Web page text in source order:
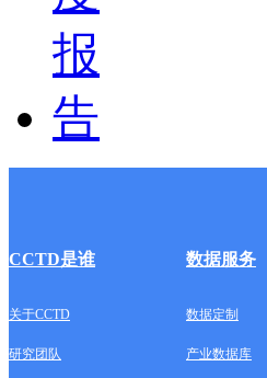
CCTD是谁 数据服务
关于CCTD 数据定制
研究团队 产业数据库